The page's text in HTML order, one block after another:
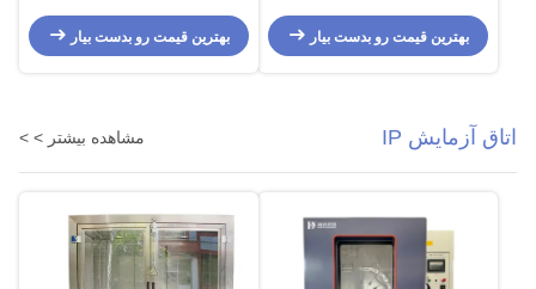
بهترین قیمت رو بدست بیار
آزمایش چرم
بهترین قیمت رو بدست بیار
اتاق آزمایش IP مشاهده بیشتر > >